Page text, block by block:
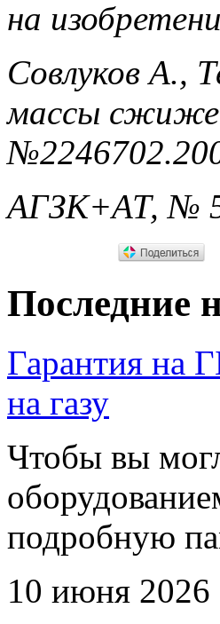
на
Совлуков А.,
массы
АГЗК+АТ, №
Последние
Гарантия на
на газу
Чтобы вы
подробную
10 июня 2026